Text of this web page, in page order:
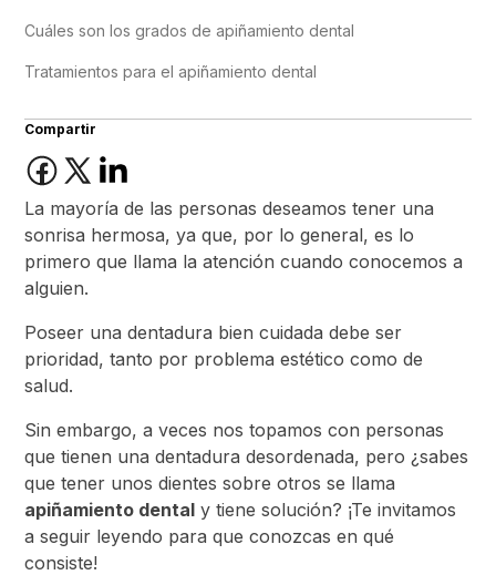
Cuáles son los grados de apiñamiento dental
Tratamientos para el apiñamiento dental
Compartir
La mayoría de las personas deseamos tener una
sonrisa hermosa, ya que, por lo general, es lo
primero que llama la atención cuando conocemos a
alguien.
Poseer una dentadura bien cuidada debe ser
prioridad, tanto por problema estético como de
salud.
Sin embargo, a veces nos topamos con personas
que tienen una dentadura desordenada, pero ¿sabes
que tener unos dientes sobre otros se llama
apiñamiento dental y tiene solución? ¡Te invitamos
a seguir leyendo para que conozcas en qué
consiste!